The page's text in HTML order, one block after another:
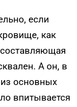
если
как
А он, в
основных
впитывается